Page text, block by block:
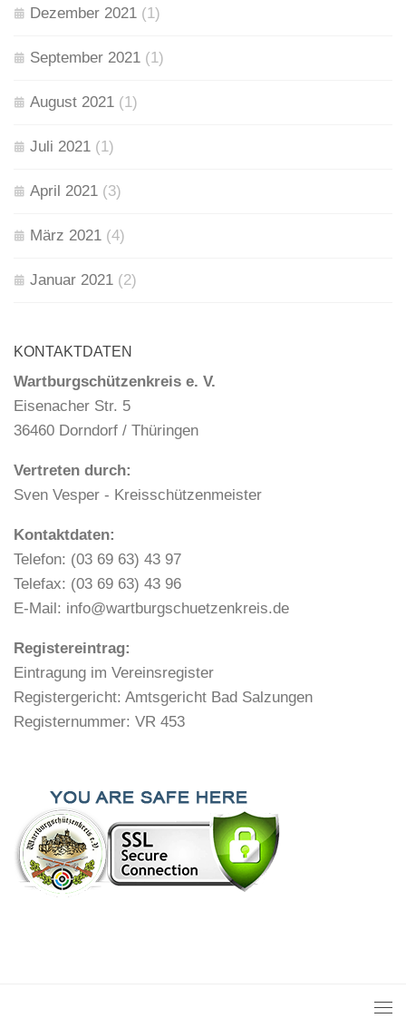
Dezember 2021 (1)
September 2021 (1)
August 2021 (1)
Juli 2021 (1)
April 2021 (3)
März 2021 (4)
Januar 2021 (2)
KONTAKTDATEN
Wartburgschützenkreis e. V.
Eisenacher Str. 5
36460 Dorndorf / Thüringen
Vertreten durch:
Sven Vesper - Kreisschützenmeister
Kontaktdaten:
Telefon: (03 69 63) 43 97
Telefax: (03 69 63) 43 96
E-Mail: info@wartburgschuetzenkreis.de
Registereintrag:
Eintragung im Vereinsregister
Registergericht: Amtsgericht Bad Salzungen
Registernummer: VR 453